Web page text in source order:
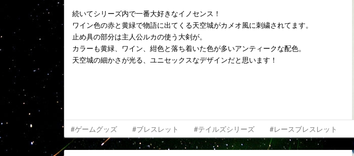
続いてシリーズ内で一番大好きなイノセンス！
ワイン色の赤と黄緑で物語に出てくる天空城がカメオ風に刺繍されてます。
止め具の部分は主人公ルカの使う大剣が。
カラーも黄緑、ワイン、紺色と落ち着いた色が多いアンティークな配色。
天空城の細かさが光る、ユニセックスなデザインだと思います！
#ゲームグッズ #ブレスレット #テイルズシリーズ #レースブレスレット